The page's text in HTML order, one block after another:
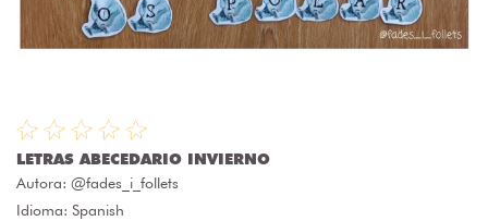
LETRAS ABECEDARIO INVIERNO
Autora: @fades_i_follets
Idioma: Spanish